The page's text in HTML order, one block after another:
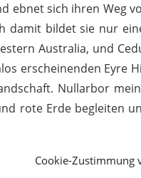
Cookie-Zustimmung
ebnet sich ihren Weg
damit bildet sie nur
Australia, und
erscheinenden Eyre
Nullarbor
rote Erde begleiten